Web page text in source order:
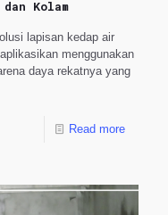
Kolam
lapisan kedap air
menggunakan
daya rekatnya yang
Read more